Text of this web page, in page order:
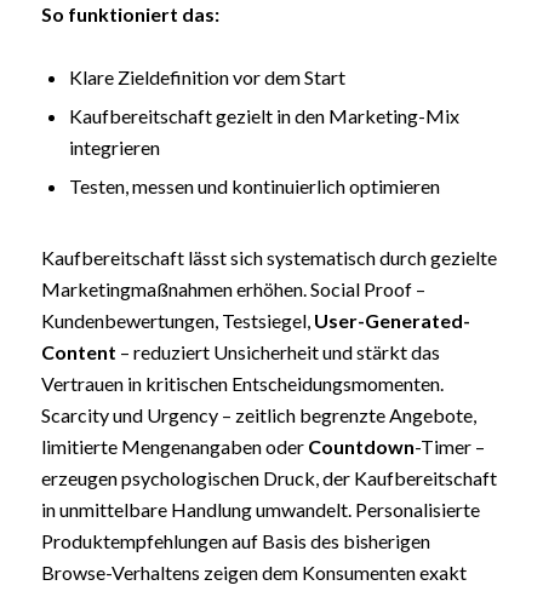
So funktioniert das:
Klare Zieldefinition vor dem Start
Kaufbereitschaft gezielt in den Marketing-Mix
integrieren
Testen, messen und kontinuierlich optimieren
Kaufbereitschaft lässt sich systematisch durch gezielte
Marketingmaßnahmen erhöhen. Social Proof –
Kundenbewertungen, Testsiegel, User-Generated-
Content – reduziert Unsicherheit und stärkt das
Vertrauen in kritischen Entscheidungsmomenten.
Scarcity und Urgency – zeitlich begrenzte Angebote,
limitierte Mengenangaben oder Countdown-Timer –
erzeugen psychologischen Druck, der Kaufbereitschaft
in unmittelbare Handlung umwandelt. Personalisierte
Produktempfehlungen auf Basis des bisherigen
Browse-Verhaltens zeigen dem Konsumenten exakt